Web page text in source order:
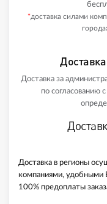
*доставка силами
Доставка за
по согласованию
Доставка в регионы
компаниями, удобными
100% предоплаты